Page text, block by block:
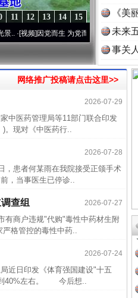
15
14
13
12
11
频] 因党而生 为党而战——百年“纪”事⑧加
《美
未来
事关
网络推广投稿请点击这里>>
2026-07-29
医药管理局等11部门联合印发
。现对《中医药行..
2026-07-28
患者何某雨在我院接受正颌手术
，当事医生已停诊..
2026-07-27
查组
商户违规"代购"毒性中药材生附
格管控的毒性中药..
2026-07-24
日印发《体育强国建设"十五
到40%左右。 今后想..